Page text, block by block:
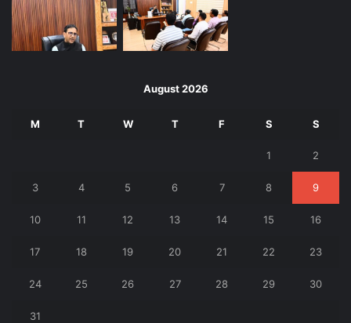
August 2026
M T W T F S S
1 2
3 4 5 6 7 8 9
10 11 12 13 14 15 16
17 18 19 20 21 22 23
24 25 26 27 28 29 30
31